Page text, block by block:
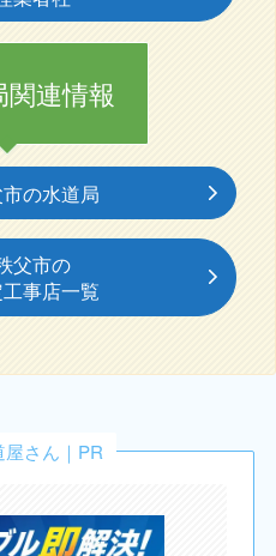
関連情報
の水道局
父市の
事店一覧
さん｜PR